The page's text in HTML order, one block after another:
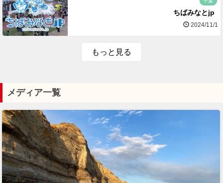
ちばみなとjp
2024/11/1
もっと見る
メディア一覧